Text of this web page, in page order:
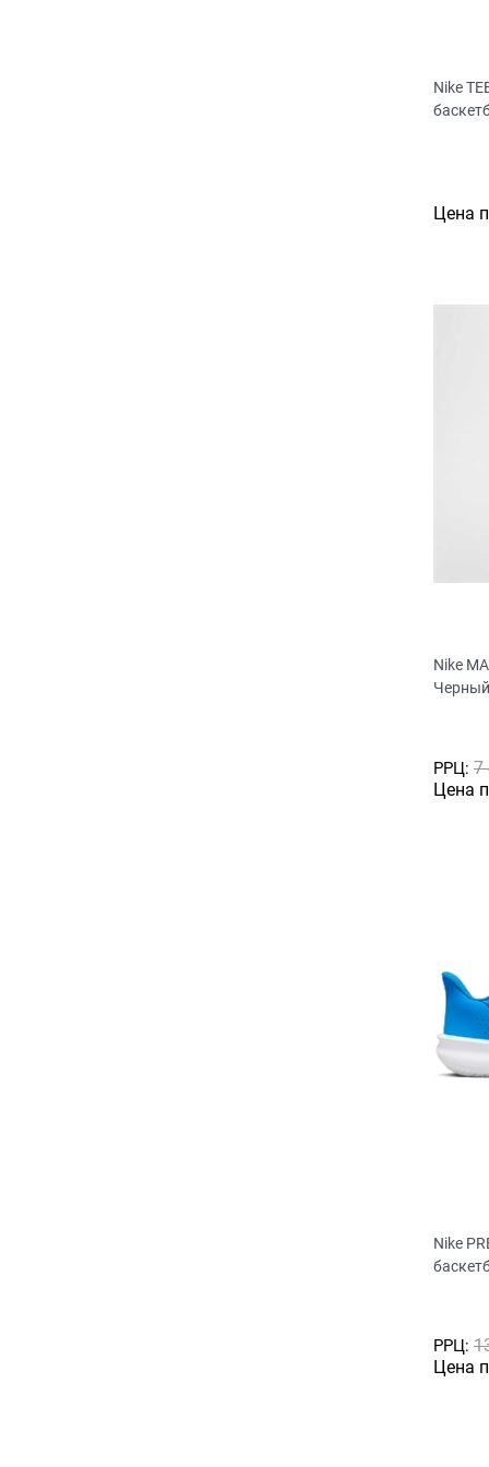
Nike
Цена
Nike
РРЦ: 7
Цена
Nike
РРЦ:
Цена